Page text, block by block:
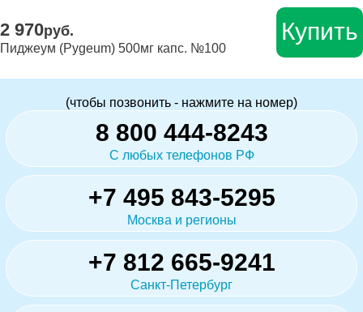
2 970руб.
Пиджеум (Pygeum) 500мг капс. №100
Купить
(чтобы позвонить - нажмите на номер)
8 800 444-8243
С любых телефонов РФ
+7 495 843-5295
Москва и регионы
+7 812 665-9241
Санкт-Петербург